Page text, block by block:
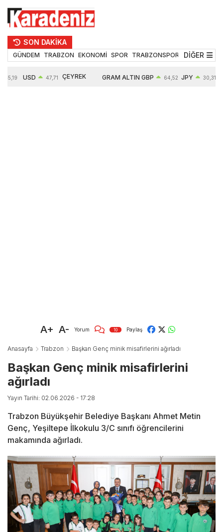
SON DAKİKA
GÜNDEM TRABZON EKONOMİ SPOR TRABZONSPOR TEKNOLOJİ
DİĞER
55,19 USD 47,71 ÇEYREK GRAM ALTIN GBP 64,52 JPY 30,31
A+ A- Yorum 10 Paylaş
Anasayfa Trabzon Başkan Genç minik misafirlerini ağırladı
Başkan Genç minik misafirlerini
ağırladı
Yayın Tarihi: 02.06.2026 - 17:28
Trabzon Büyükşehir Belediye Başkanı Ahmet Metin
Genç, Yeşiltepe İlkokulu 3/C sınıfı öğrencilerini
makamında ağırladı.